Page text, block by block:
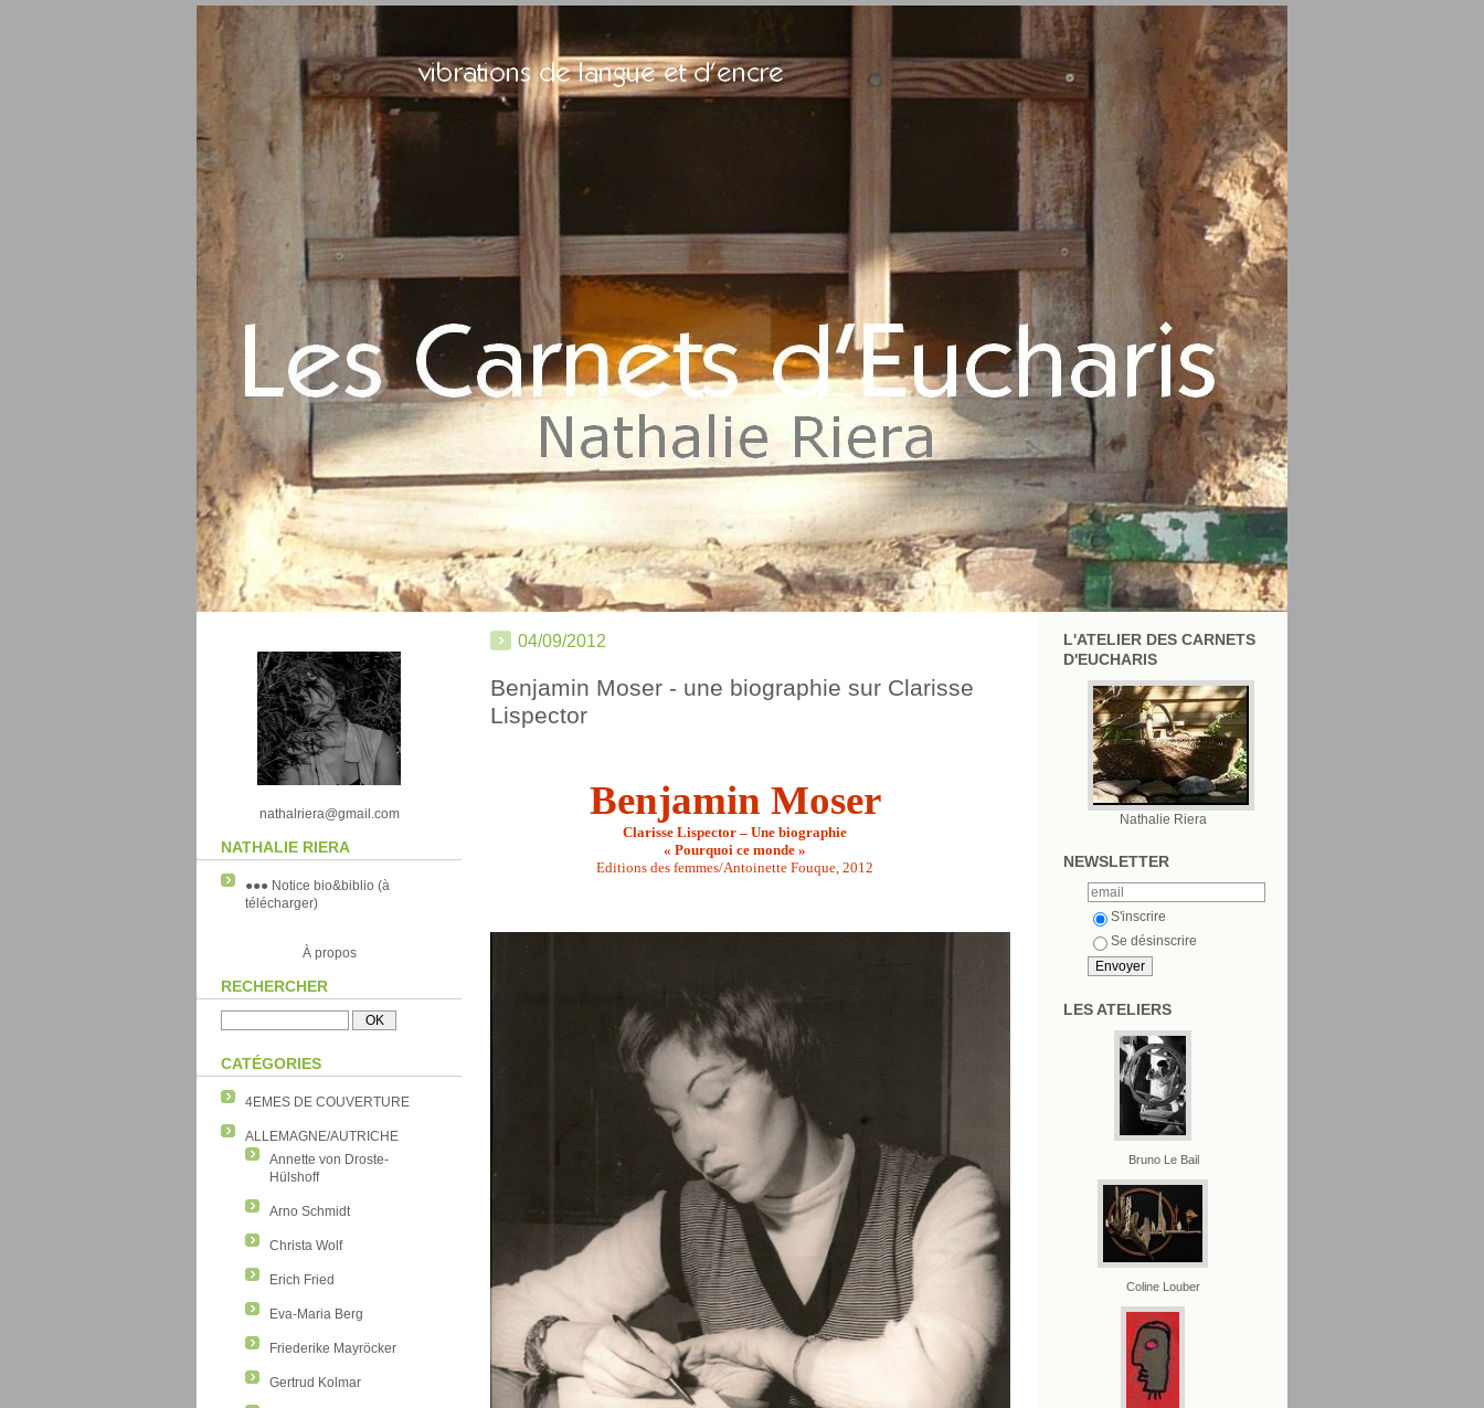
nathalriera@gmail.com
NATHALIE RIERA
●●● Notice bio&biblio (à
télécharger)
À propos
RECHERCHER
CATÉGORIES
4EMES DE COUVERTURE
ALLEMAGNE/AUTRICHE
Annette von Droste-
Hülshoff
Arno Schmidt
Christa Wolf
Erich Fried
Eva-Maria Berg
Friederike Mayröcker
Gertrud Kolmar
L'ATELIER DES CARNETS
D'EUCHARIS
Nathalie Riera
NEWSLETTER
S'inscrire
Se désinscrire
LES ATELIERS
Bruno Le Bail
Coline Louber
04/09/2012
Benjamin Moser - une biographie sur Clarisse
Lispector
Benjamin Moser
Clarisse Lispector – Une biographie
« Pourquoi ce monde »
Editions des femmes/Antoinette Fouque, 2012